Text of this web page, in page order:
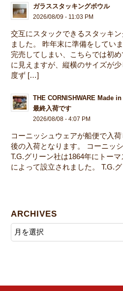
ガラススタッキングボウル
2026/08/09 - 11:03 PM
交互にスタックできるスタッキ
ました。 昨年末に準備をしてい
完売してしまい、こちらでは初
に見えますが、縦横のサイズが
度ず […]
THE CORNISHWARE Made
最終入荷です
2026/08/08 - 4:07 PM
コーニッシュウェアが船便で入
後の入荷となります。 コーニッ
T.G.グリーン社は1864年にトー
によって設立されました。 T.G.
ARCHIVES